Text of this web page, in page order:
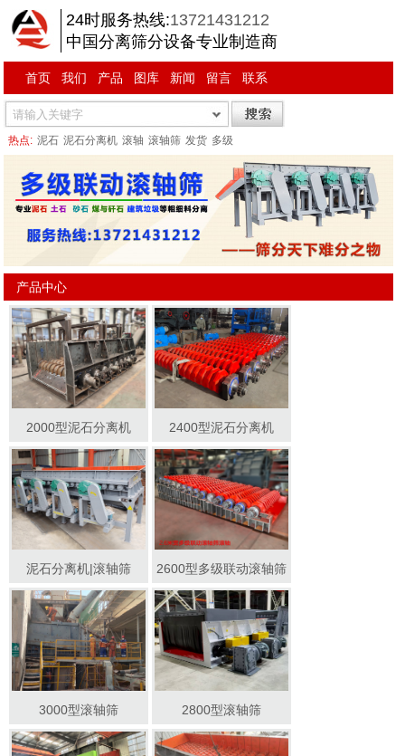
24时服务热线:13721431212
中国分离筛分设备专业制造商
首页 我们 产品 图库 新闻 留言 联系
热点: 泥石 泥石分离机 滚轴 滚轴筛 发货 多级
产品中心
2000型泥石分离机 2400型泥石分离机
泥石分离机|滚轴筛 2600型多级联动滚轴筛
3000型滚轴筛 2800型滚轴筛